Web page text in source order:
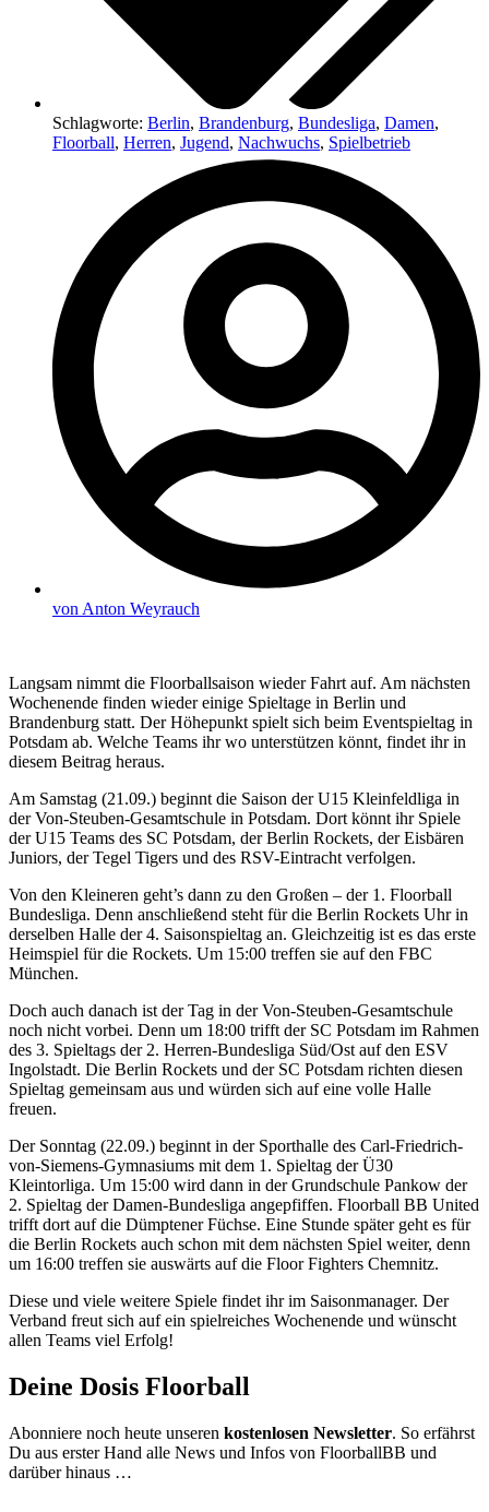
Schlagworte: Berlin, Brandenburg, Bundesliga, Damen,
Floorball, Herren, Jugend, Nachwuchs, Spielbetrieb
von Anton Weyrauch
Langsam nimmt die Floorballsaison wieder Fahrt auf. Am nächsten
Wochenende finden wieder einige Spieltage in Berlin und
Brandenburg statt. Der Höhepunkt spielt sich beim Eventspieltag in
Potsdam ab. Welche Teams ihr wo unterstützen könnt, findet ihr in
diesem Beitrag heraus.
Am Samstag (21.09.) beginnt die Saison der U15 Kleinfeldliga in
der Von-Steuben-Gesamtschule in Potsdam. Dort könnt ihr Spiele
der U15 Teams des SC Potsdam, der Berlin Rockets, der Eisbären
Juniors, der Tegel Tigers und des RSV-Eintracht verfolgen.
Von den Kleineren geht’s dann zu den Großen – der 1. Floorball
Bundesliga. Denn anschließend steht für die Berlin Rockets Uhr in
derselben Halle der 4. Saisonspieltag an. Gleichzeitig ist es das erste
Heimspiel für die Rockets. Um 15:00 treffen sie auf den FBC
München.
Doch auch danach ist der Tag in der Von-Steuben-Gesamtschule
noch nicht vorbei. Denn um 18:00 trifft der SC Potsdam im Rahmen
des 3. Spieltags der 2. Herren-Bundesliga Süd/Ost auf den ESV
Ingolstadt. Die Berlin Rockets und der SC Potsdam richten diesen
Spieltag gemeinsam aus und würden sich auf eine volle Halle
freuen.
Der Sonntag (22.09.) beginnt in der Sporthalle des Carl-Friedrich-
von-Siemens-Gymnasiums mit dem 1. Spieltag der Ü30
Kleintorliga. Um 15:00 wird dann in der Grundschule Pankow der
2. Spieltag der Damen-Bundesliga angepfiffen. Floorball BB United
trifft dort auf die Dümptener Füchse. Eine Stunde später geht es für
die Berlin Rockets auch schon mit dem nächsten Spiel weiter, denn
um 16:00 treffen sie auswärts auf die Floor Fighters Chemnitz.
Diese und viele weitere Spiele findet ihr im Saisonmanager. Der
Verband freut sich auf ein spielreiches Wochenende und wünscht
allen Teams viel Erfolg!
Deine Dosis Floorball
Abonniere noch heute unseren kostenlosen Newsletter. So erfährst
Du aus erster Hand alle News und Infos von FloorballBB und
darüber hinaus …